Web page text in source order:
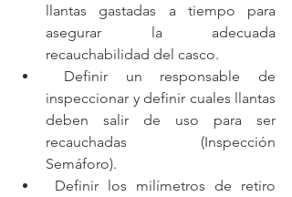
llantas gastadas a tiempo para
asegurar la adecuada
recauchabilidad del casco.
inspeccionar y definir cuales llantas
deben salir de uso para ser
recauchadas (Inspección
Semáforo).